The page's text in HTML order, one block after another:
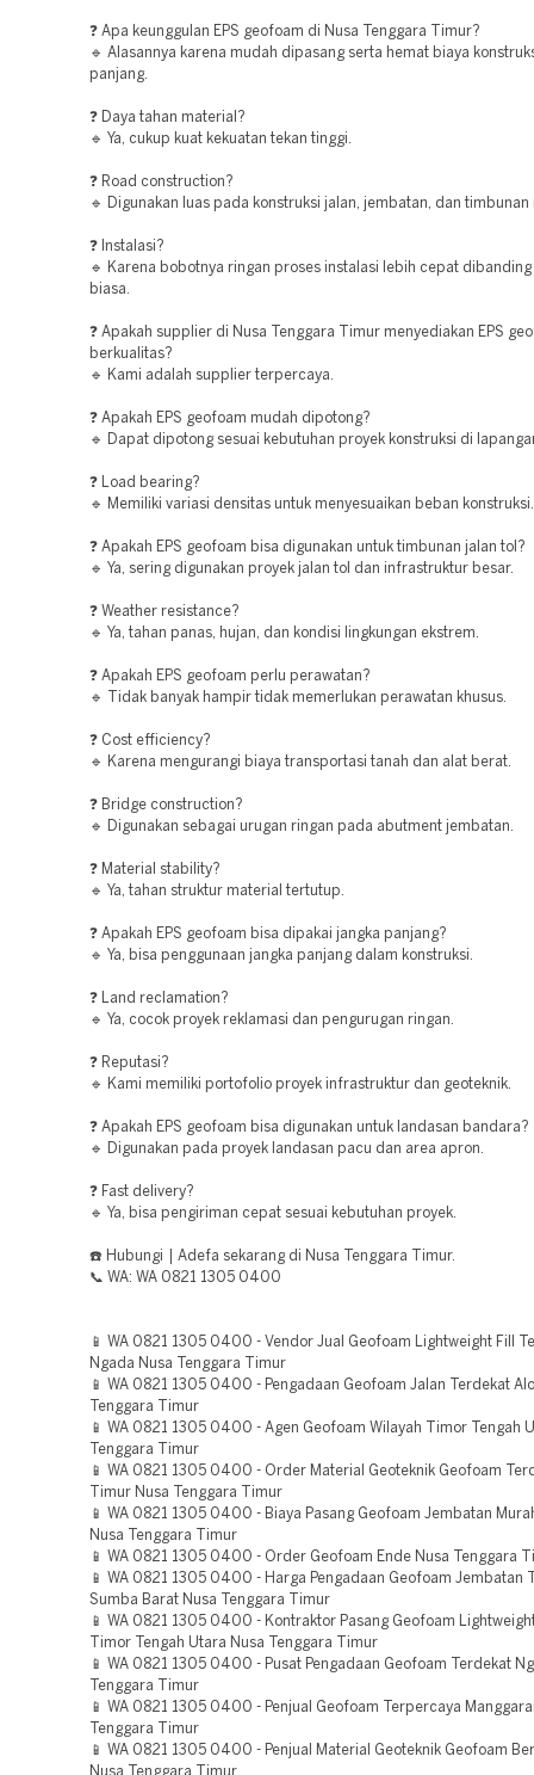
❓ Apa keunggulan EPS geofoam di Nusa Tenggara Timur?
🔹 Alasannya karena mudah dipasang serta hemat biaya
panjang.
❓ Daya tahan material?
🔹 Ya, cukup kuat kekuatan tekan tinggi.
❓ Road construction?
🔹 Digunakan luas pada konstruksi jalan, jembatan, dan timbunan
❓ Instalasi?
🔹 Karena bobotnya ringan proses instalasi lebih cepat
biasa.
❓ Apakah supplier di Nusa Tenggara Timur menyediakan EPS
berkualitas?
🔹 Kami adalah supplier terpercaya.
❓ Apakah EPS geofoam mudah dipotong?
🔹 Dapat dipotong sesuai kebutuhan proyek konstruksi di
❓ Load bearing?
🔹 Memiliki variasi densitas untuk menyesuaikan beban konstruksi.
❓ Apakah EPS geofoam bisa digunakan untuk timbunan jalan tol?
🔹 Ya, sering digunakan proyek jalan tol dan infrastruktur besar.
❓ Weather resistance?
🔹 Ya, tahan panas, hujan, dan kondisi lingkungan ekstrem.
❓ Apakah EPS geofoam perlu perawatan?
🔹 Tidak banyak hampir tidak memerlukan perawatan khusus.
❓ Cost efficiency?
🔹 Karena mengurangi biaya transportasi tanah dan alat berat.
❓ Bridge construction?
🔹 Digunakan sebagai urugan ringan pada abutment jembatan.
❓ Material stability?
🔹 Ya, tahan struktur material tertutup.
❓ Apakah EPS geofoam bisa dipakai jangka panjang?
🔹 Ya, bisa penggunaan jangka panjang dalam konstruksi.
❓ Land reclamation?
🔹 Ya, cocok proyek reklamasi dan pengurugan ringan.
❓ Reputasi?
🔹 Kami memiliki portofolio proyek infrastruktur dan geoteknik.
❓ Apakah EPS geofoam bisa digunakan untuk landasan bandara?
🔹 Digunakan pada proyek landasan pacu dan area apron.
❓ Fast delivery?
🔹 Ya, bisa pengiriman cepat sesuai kebutuhan proyek.
☎️ Hubungi | Adefa sekarang di Nusa Tenggara Timur.
📞 WA: WA 0821 1305 0400
📱 WA 0821 1305 0400 - Vendor Jual Geofoam Lightweight Fill
Ngada Nusa Tenggara Timur
📱 WA 0821 1305 0400 - Pengadaan Geofoam Jalan Terdekat
Tenggara Timur
📱 WA 0821 1305 0400 - Agen Geofoam Wilayah Timor Tengah
Tenggara Timur
📱 WA 0821 1305 0400 - Order Material Geoteknik Geofoam
Timur Nusa Tenggara Timur
📱 WA 0821 1305 0400 - Biaya Pasang Geofoam Jembatan
Nusa Tenggara Timur
📱 WA 0821 1305 0400 - Order Geofoam Ende Nusa Tenggara
📱 WA 0821 1305 0400 - Harga Pengadaan Geofoam Jembatan
Sumba Barat Nusa Tenggara Timur
📱 WA 0821 1305 0400 - Kontraktor Pasang Geofoam
Timor Tengah Utara Nusa Tenggara Timur
📱 WA 0821 1305 0400 - Pusat Pengadaan Geofoam Terdekat
Tenggara Timur
📱 WA 0821 1305 0400 - Penjual Geofoam Terpercaya
Tenggara Timur
📱 WA 0821 1305 0400 - Penjual Material Geoteknik Geofoam
Nusa Tenggara Timur